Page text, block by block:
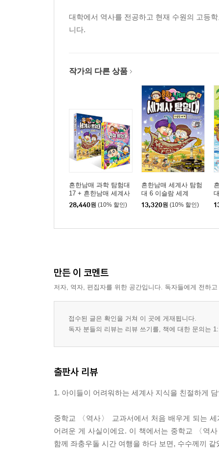
대학에서 역사를 전공하고 현재 수원의 고등
니다.
작가의 다른 상품
흔한남매 과학 탐험대
17 + 흔한남매 세계사
탐험대 6 최신간 세트
28,440원 (10% 할인)
흔한남매 세계사 탐험
대 6 이슬람 세계
13,320원 (10% 할인)
만든 이 코멘트
저자, 역자, 편집자를 위한 공간입니다. 독자들에게 전하
접수된 글은 확인을 거쳐 이 곳에 게재됩니다.
독자 분들의 리뷰는 리뷰 쓰기를, 책에 대한 문의는
출판사 리뷰
1. 아이들이 어려워하는 세계사 지식을 친절하게
중학교 〈역사〉 교과서에서 처음 배우게 되는
어려운 게 사실이에요. 이 책에서는 중학교 〈역
함께 좌충우돌 시간 여행을 하다 보면, 수수께끼